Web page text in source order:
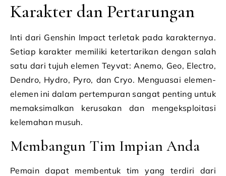
Karakter dan Pertarungan
Inti dari Genshin Impact terletak pada karakternya.
Setiap karakter memiliki ketertarikan dengan salah
satu dari tujuh elemen Teyvat: Anemo, Geo, Electro,
Dendro, Hydro, Pyro, dan Cryo. Menguasai elemen-
elemen ini dalam pertempuran sangat penting untuk
memaksimalkan kerusakan dan mengeksploitasi
kelemahan musuh.
Membangun Tim Impian Anda
Pemain dapat membentuk tim yang terdiri dari